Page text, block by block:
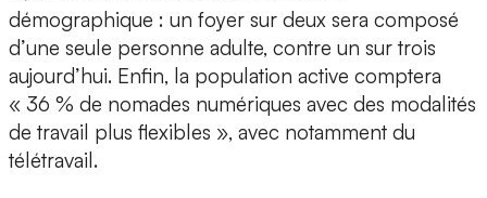
démographique : un foyer sur deux sera composé
d’une seule personne adulte, contre un sur trois
aujourd’hui. Enfin, la population active comptera
« 36 % de nomades numériques avec des modalités
de travail plus flexibles », avec notamment du
télétravail.